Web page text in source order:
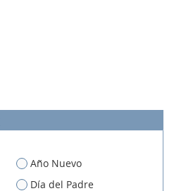
Año Nuevo
Día del Padre